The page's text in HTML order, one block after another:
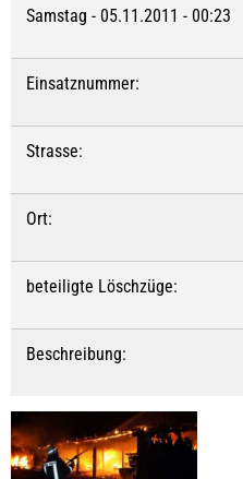
Samstag - 05.11.2011 - 00:23
Einsatznummer:
Strasse:
Ort:
beteiligte Löschzüge:
Beschreibung: